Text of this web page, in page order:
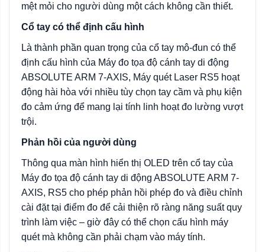
mệt mỏi cho người dùng một cách không cần thiết.
Cổ tay có thể định cấu hình
Là thành phần quan trọng của cổ tay mô-đun có thể
định cấu hình của Máy đo tọa độ cánh tay di động
ABSOLUTE ARM 7-AXIS, Máy quét Laser RS5 hoạt
động hài hòa với nhiều tùy chọn tay cầm và phụ kiện
đo cảm ứng để mang lại tính linh hoạt đo lường vượt
trội.
Phản hồi của người dùng
Thông qua màn hình hiển thị OLED trên cổ tay của
Máy đo tọa độ cánh tay di động ABSOLUTE ARM 7-
AXIS, RS5 cho phép phản hồi phép đo và điều chỉnh
cài đặt tại điểm đo để cải thiện rõ ràng năng suất quy
trình làm việc – giờ đây có thể chọn cấu hình máy
quét mà không cần phải chạm vào máy tính.